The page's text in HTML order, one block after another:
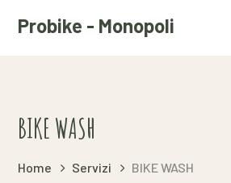
Probike - Monopoli
BIKE WASH
Home Servizi BIKE WASH